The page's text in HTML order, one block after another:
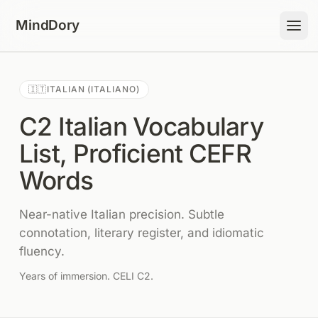
MindDory
🇮🇹ITALIAN (ITALIANO)
C2 Italian Vocabulary
List, Proficient CEFR
Words
Near-native Italian precision. Subtle
connotation, literary register, and idiomatic
fluency.
Years of immersion. CELI C2.